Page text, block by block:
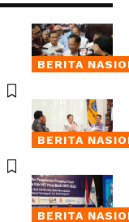
BERITA
BERITA
BERITA